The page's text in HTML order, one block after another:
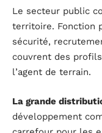
Le secteur public
territoire. Fonction
sécurité,
couvrent des
l’agent de terrain.
La grande
développement